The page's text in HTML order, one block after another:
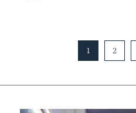
1 2